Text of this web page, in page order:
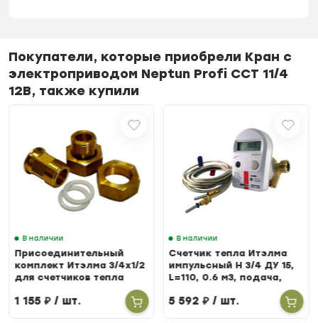
Покупатели, которые приобрели Кран с
электроприводом Neptun Profi ССТ 11/4
12В, также купили
В наличии
Присоединительный
комплект Итэлма 3/4х1/2
для счетчиков тепла
1 155₽/ шт.
В наличии
Счетчик тепла Итэлма
импульсный Н 3/4 ДУ 15,
L=110, 0.6 м3, подача,
5 592₽/ шт.